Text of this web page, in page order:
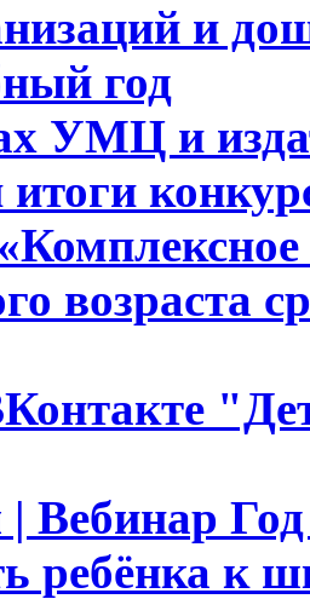
и
год
УМЦ и
возраста
| Вебинар
ребёнка к